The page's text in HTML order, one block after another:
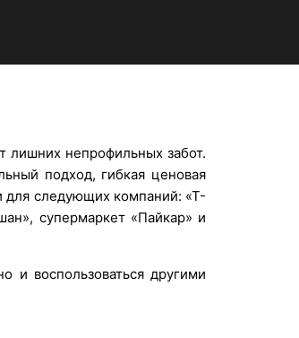
лишних непрофильных забот.
подход, гибкая ценовая
для следующих компаний: «T-
супермаркет «Пайкар» и
воспользоваться другими